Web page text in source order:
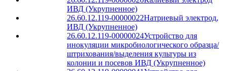
ИВД (Укрупненное)
26.60.12.119-00000022Натриевый электрод,
ИВД (Укрупненное)
26.60.12.119-00000024Устройство для
инокуляции микробиологического образца/
штрихования/выделения культуры из
колонии и посевов ИВД (Укрупненное)